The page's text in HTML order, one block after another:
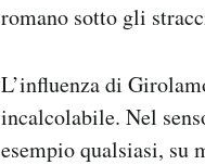
romano sotto gli
L’influenza di
incalcolabile. Nel
esempio qualsiasi, su